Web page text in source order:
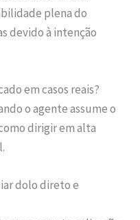
plena do
devido à intenção
em casos reais?
o agente assume o
dirigir em alta
dolo direto e